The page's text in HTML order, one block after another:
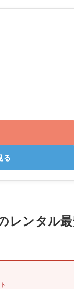
る
レンタル